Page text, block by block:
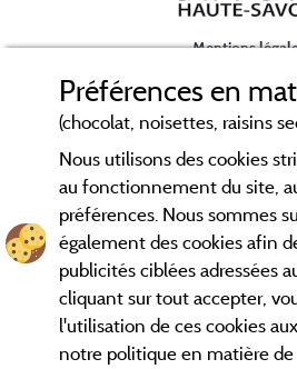
Mentions
Contact
CGV
Les meilleurs campings en Savoie.
adhérents et découvrez nos
en Maurienne, Génévois, des lacs d'
Léman et Le Bourget... informez
Préférences en
(chocolat, noisettes, raisins
Nous utilisons des cookies
au fonctionnement du site,
préférences. Nous sommes
également des cookies afin
publicités ciblées adressées
cliquant sur tout accepter,
l'utilisation de ces cookies
notre politique en matière de